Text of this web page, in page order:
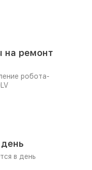
на ремонт
робота-
в день